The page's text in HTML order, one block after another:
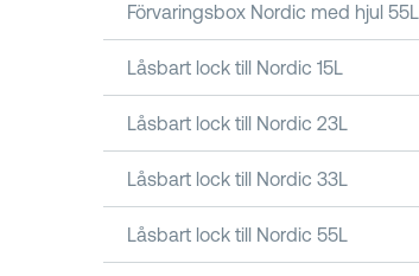
Förvaringsbox Nordic med hjul 55L
Låsbart lock till Nordic 15L
Låsbart lock till Nordic 23L
Låsbart lock till Nordic 33L
Låsbart lock till Nordic 55L